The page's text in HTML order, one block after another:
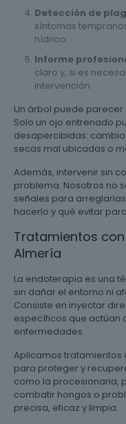
Detección de
síntomas
hídrico.
Informe
claro y, si es
intervención.
Un árbol puede
Solo un ojo entrenado
desapercibidas:
secas mal ubicadas o
Además, intervenir sin
problema. Nosotros no
señales para
hacerlo y qué evitar
Tratamientos con
Almería
La endoterapia es una
sin dañar el entorno ni
Consiste en inyectar
específicos que actúan
enfermedades.
Aplicamos tratamientos
para proteger y
como la procesionaria,
combatir hongos o
precisa, eficaz y limpia.